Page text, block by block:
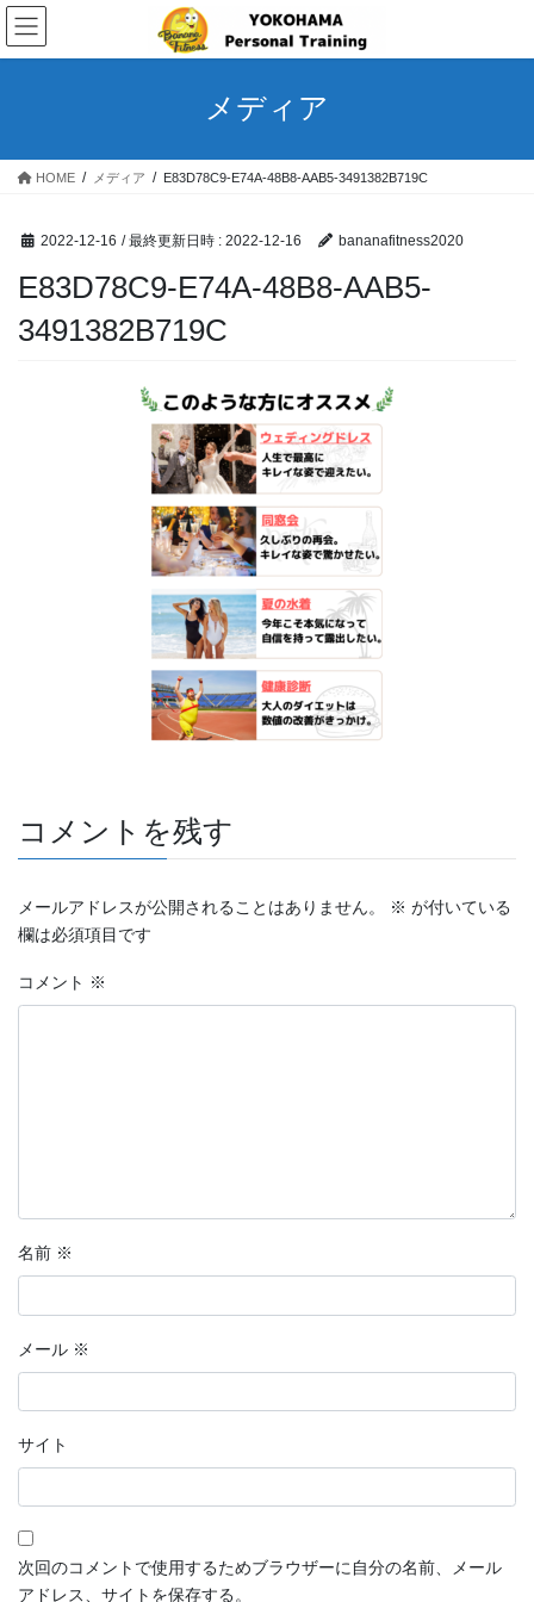
コ
ン
テ
ス
ナ
ビ
ゲ
ン
メディア
HOME メディア E83D78C9-E74A-48B8-AAB5-3491382B719C
2022-12-16 / 最終更新日時 : 2022-12-16 bananafitness2020
E83D78C9-E74A-48B8-AAB5-
3491382B719C
コメントを残す
メールアドレスが公開されることはありません。 ※ が付いている
欄は必須項目です
コメント ※
名前 ※
メール ※
サイト
次回のコメントで使用するためブラウザーに自分の名前、メール
アドレス、サイトを保存する。